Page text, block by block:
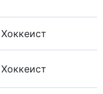
Хоккеист
Хоккеист